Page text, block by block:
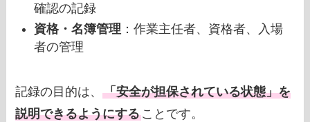
確認の記録
資格・名簿管理 ：作業主任者、資格者、入場
者の管理
記録の目的は、「安全が担保されている状態」を
説明できるようにすることです。